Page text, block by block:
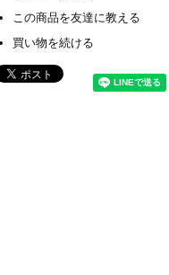
この商品を友達に教える
買い物を続ける